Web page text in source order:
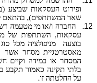
ופירוט העסקאות שביצע
שאר המשתתפים), בהתאם
12.
החברה ו/או מי מטעמה
עסקאות, השתתפות של
בוצעה
מניפולציה מכל
מאסטרטגייתמסחר אשר
המסחראו במידה וקיים
בלתי תקינה כאמור תקבע
על החלטתה זו.